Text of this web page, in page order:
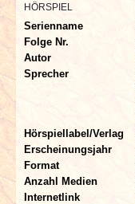
REDAKTION
LINKS
HÖRSPIEL
Serienname
Folge Nr.
Autor
Sprecher
Hörspiellabel/Verlag
Erscheinungsjahr
Format
Anzahl Medien
Internetlink